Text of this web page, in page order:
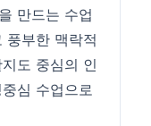
만드는 수업
풍부한 맥락적
도 중심의 인
심 수업으로